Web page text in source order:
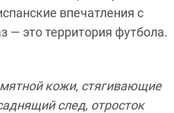
впечатления с
— это территория футбола.
кожи, стягивающие
след, отросток